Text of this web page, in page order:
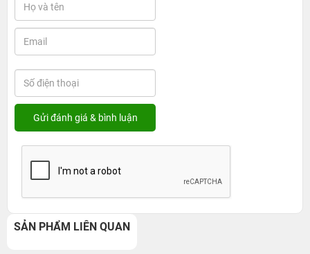
SẢN PHẨM LIÊN QUAN